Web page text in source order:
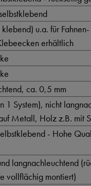
u.a. für
erhältlich
ca. 0,5 mm
1 System), nicht
Metall, Holz z.B. mit
- Hohe
langnachleuchtend
vollflächig montiert)